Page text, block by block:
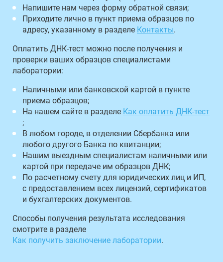
Напишите нам через форму обратной связи;
Приходите лично в пункт приема образцов по
адресу, указанному в разделе Контакты.
Оплатить ДНК-тест можно после получения и
проверки ваших образцов специалистами
лаборатории:
Наличными или банковской картой в пункте
приема образцов;
На нашем сайте в разделе Как оплатить ДНК-тест
;
В любом городе, в отделении Сбербанка или
любого другого Банка по квитанции;
Нашим выездным специалистам наличными или
картой при передаче им образцов ДНК;
По расчетному счету для юридических лиц и ИП,
с предоставлением всех лицензий, сертификатов
и бухгалтерских документов.
Способы получения результата исследования
смотрите в разделе
Как получить заключение лаборатории.